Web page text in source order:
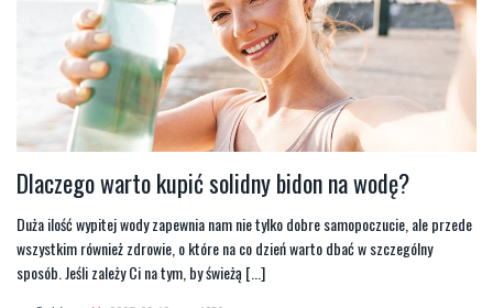
Dlaczego warto kupić solidny bidon na wodę?
Duża ilość wypitej wody zapewnia nam nie tylko dobre samopoczucie, ale przede
wszystkim również zdrowie, o które na co dzień warto dbać w szczególny
sposób. Jeśli zależy Ci na tym, by świeżą [...]